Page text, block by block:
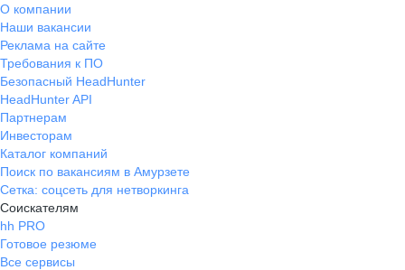
О компании
Наши вакансии
Реклама на сайте
Требования к ПО
Безопасный HeadHunter
HeadHunter API
Партнерам
Инвесторам
Каталог компаний
Поиск по вакансиям в Амурзете
Сетка: соцсеть для нетворкинга
Соискателям
hh PRO
Готовое резюме
Все сервисы